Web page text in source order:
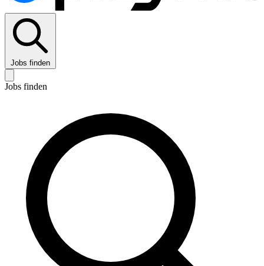
Jobs finden
Jobs finden